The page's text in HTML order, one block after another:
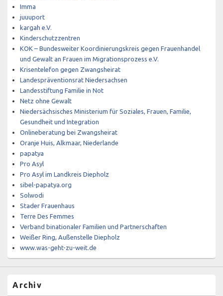
Imma
juuuport
kargah e.V.
Kinderschutzzentren
KOK – Bundesweiter Koordinierungskreis gegen Frauenhandel
und Gewalt an Frauen im Migrationsprozess e.V.
Krisentelefon gegen Zwangsheirat
Landespräventionsrat Niedersachsen
Landesstiftung Familie in Not
Netz ohne Gewalt
Niedersächsisches Ministerium für Soziales, Frauen, Familie,
Gesundheit und Integration
Onlineberatung bei Zwangsheirat
Oranje Huis, Alkmaar, Niederlande
papatya
Pro Asyl
Pro Asyl im Landkreis Diepholz
sibel-papatya.org
Solwodi
Stader Frauenhaus
Terre Des Femmes
Verband binationaler Familien und Partnerschaften
Weißer Ring, Außenstelle Diepholz
www.was-geht-zu-weit.de
Archiv